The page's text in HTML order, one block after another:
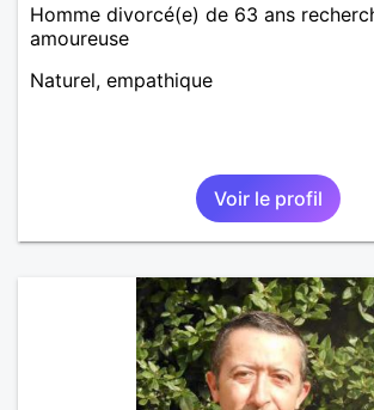
Homme divorcé(e) de 63 ans
amoureuse
Naturel, empathique
Voir le profil